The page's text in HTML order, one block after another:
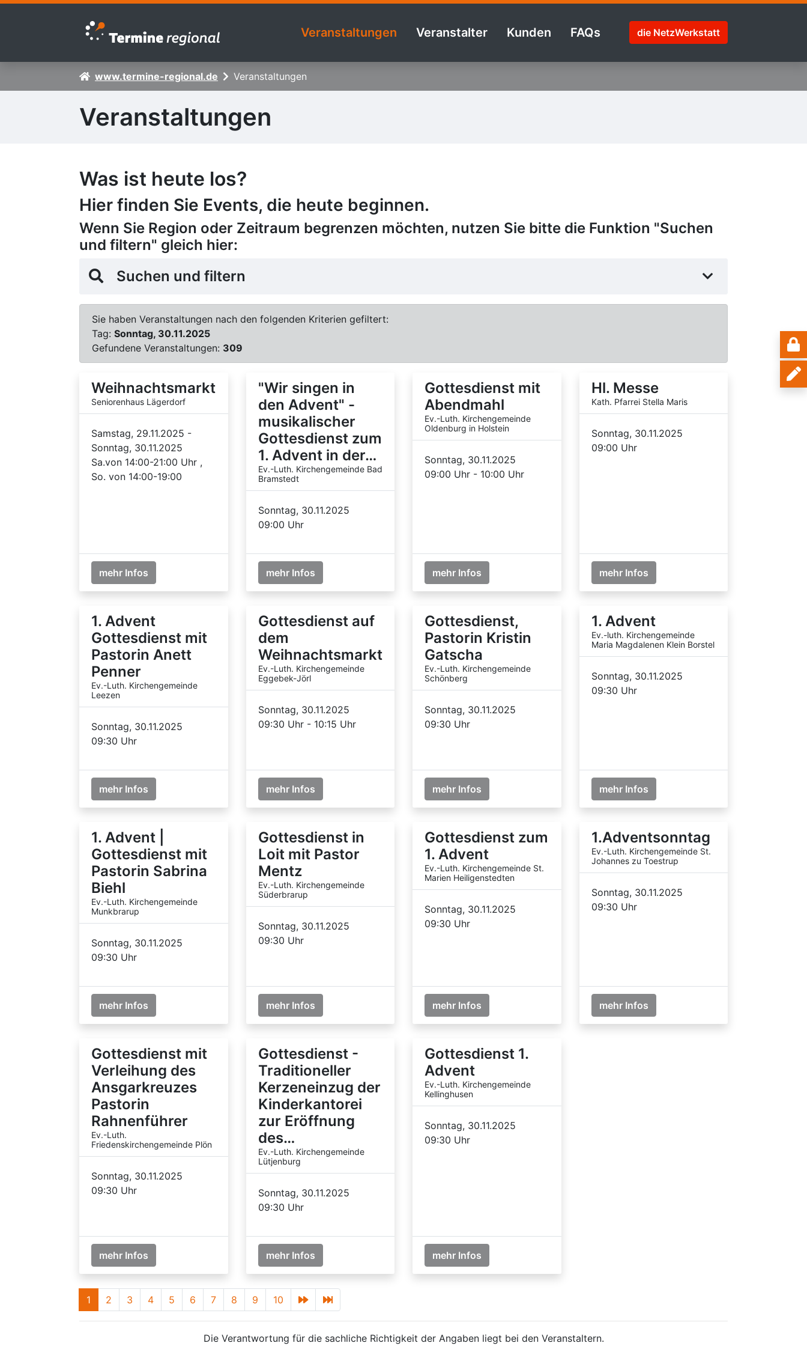
Zur Navigation springen
Zum Inhalt springen
Veranstaltungen Veranstalter Kunden FAQs die NetzWerkstatt
www.termine-regional.de Veranstaltungen
Veranstaltungen
Was ist heute los?
Hier finden Sie Events, die heute beginnen.
Wenn Sie Region oder Zeitraum begrenzen möchten, nutzen Sie bitte die Funktion "Suchen
und filtern" gleich hier:
Suchen und filtern
Sie haben Veranstaltungen nach den folgenden Kriterien gefiltert:
Tag: Sonntag, 30.11.2025
Gefundene Veranstaltungen: 309
Weihnachtsmarkt
Seniorenhaus Lägerdorf
Samstag, 29.11.2025 -
Sonntag, 30.11.2025
Sa.von 14:00-21:00 Uhr ,
So. von 14:00-19:00
mehr Infos
"Wir singen in
den Advent" -
musikalischer
Gottesdienst zum
1. Advent in der…
Ev.-Luth. Kirchengemeinde Bad
Bramstedt
Sonntag, 30.11.2025
09:00 Uhr
mehr Infos
Gottesdienst mit
Abendmahl
Ev.-Luth. Kirchengemeinde
Oldenburg in Holstein
Sonntag, 30.11.2025
09:00 Uhr - 10:00 Uhr
mehr Infos
Hl. Messe
Kath. Pfarrei Stella Maris
Sonntag, 30.11.2025
09:00 Uhr
mehr Infos
1. Advent
Gottesdienst mit
Pastorin Anett
Penner
Ev.-Luth. Kirchengemeinde
Leezen
Sonntag, 30.11.2025
09:30 Uhr
mehr Infos
Gottesdienst auf
dem
Weihnachtsmarkt
Ev.-Luth. Kirchengemeinde
Eggebek-Jörl
Sonntag, 30.11.2025
09:30 Uhr - 10:15 Uhr
mehr Infos
Gottesdienst,
Pastorin Kristin
Gatscha
Ev.-Luth. Kirchengemeinde
Schönberg
Sonntag, 30.11.2025
09:30 Uhr
mehr Infos
1. Advent
Ev.-luth. Kirchengemeinde
Maria Magdalenen Klein Borstel
Sonntag, 30.11.2025
09:30 Uhr
mehr Infos
1. Advent |
Gottesdienst mit
Pastorin Sabrina
Biehl
Ev.-Luth. Kirchengemeinde
Munkbrarup
Sonntag, 30.11.2025
09:30 Uhr
mehr Infos
Gottesdienst in
Loit mit Pastor
Mentz
Ev.-Luth. Kirchengemeinde
Süderbrarup
Sonntag, 30.11.2025
09:30 Uhr
mehr Infos
Gottesdienst zum
1. Advent
Ev.-Luth. Kirchengemeinde St.
Marien Heiligenstedten
Sonntag, 30.11.2025
09:30 Uhr
mehr Infos
1.Adventsonntag
Ev.-Luth. Kirchengemeinde St.
Johannes zu Toestrup
Sonntag, 30.11.2025
09:30 Uhr
mehr Infos
Gottesdienst mit
Verleihung des
Ansgarkreuzes
Pastorin
Rahnenführer
Ev.-Luth.
Friedenskirchengemeinde Plön
Sonntag, 30.11.2025
09:30 Uhr
mehr Infos
Gottesdienst -
Traditioneller
Kerzeneinzug der
Kinderkantorei
zur Eröffnung
des…
Ev.-Luth. Kirchengemeinde
Lütjenburg
Sonntag, 30.11.2025
09:30 Uhr
mehr Infos
Gottesdienst 1.
Advent
Ev.-Luth. Kirchengemeinde
Kellinghusen
Sonntag, 30.11.2025
09:30 Uhr
mehr Infos
1 2 3 4 5 6 7 8 9 10
Die Verantwortung für die sachliche Richtigkeit der Angaben liegt bei den Veranstaltern.